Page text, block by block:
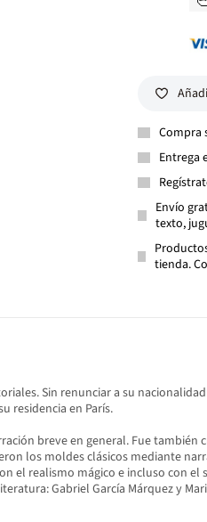
Compra
Entrega
Envío
texto,
tienda.
Sin renunciar a su
residencia en París.
breve en general. Fue
los moldes clásicos mediante
el realismo mágico e incluso con
Gabriel García Márquez y